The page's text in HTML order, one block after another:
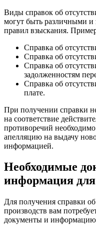
Виды справок об
могут быть различными и
правил взыскания.
Справка об
Справка об
Справка об
задолженностям
Справка об
плате.
При получении справки
на соответствие
противоречий
апелляцию на выдачу
информацией.
Необходимые
информация
Для получения справки
производств вам
документы и